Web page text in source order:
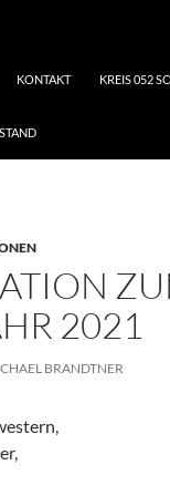
KONTAKT KREIS 052
2021
BRANDTNER